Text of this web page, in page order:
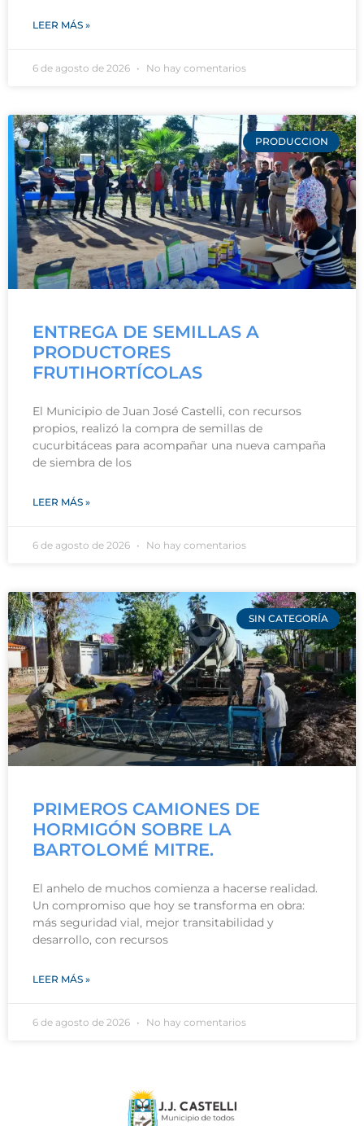
LEER MÁS »
6 de agosto de 2026 No hay comentarios
PRODUCCION
ENTREGA DE SEMILLAS A
PRODUCTORES
FRUTIHORTÍCOLAS
El Municipio de Juan José Castelli, con recursos
propios, realizó la compra de semillas de
cucurbitáceas para acompañar una nueva campaña
de siembra de los
LEER MÁS »
6 de agosto de 2026 No hay comentarios
SIN CATEGORÍA
PRIMEROS CAMIONES DE
HORMIGÓN SOBRE LA
BARTOLOMÉ MITRE.
El anhelo de muchos comienza a hacerse realidad.
Un compromiso que hoy se transforma en obra:
más seguridad vial, mejor transitabilidad y
desarrollo, con recursos
LEER MÁS »
6 de agosto de 2026 No hay comentarios